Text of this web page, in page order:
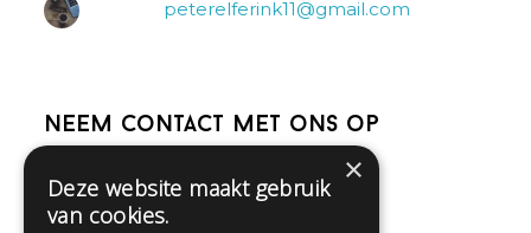
peterelferink11@gmail.com
Neem contact met ons op
Help
×
Deze website maakt gebruik
van cookies.